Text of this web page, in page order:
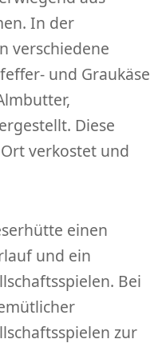
In der
verschiedene
und Graukäse
Diese
verkostet und
einen
und ein
Bei
zur